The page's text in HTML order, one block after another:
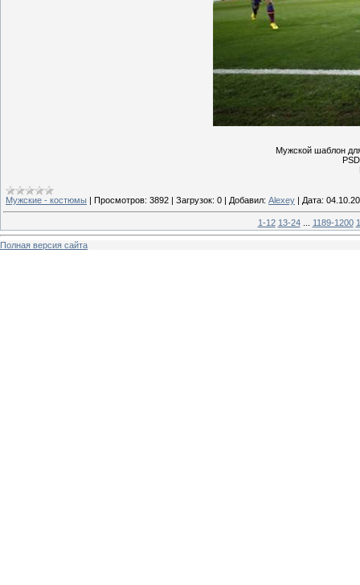
Мужской шаблон
Мужские - костюмы | Просмотров: 3892 | Загрузок: 0 | Добавил: Alexey | Дата:
1-12 13-24 1189-1200
Полная версия сайта